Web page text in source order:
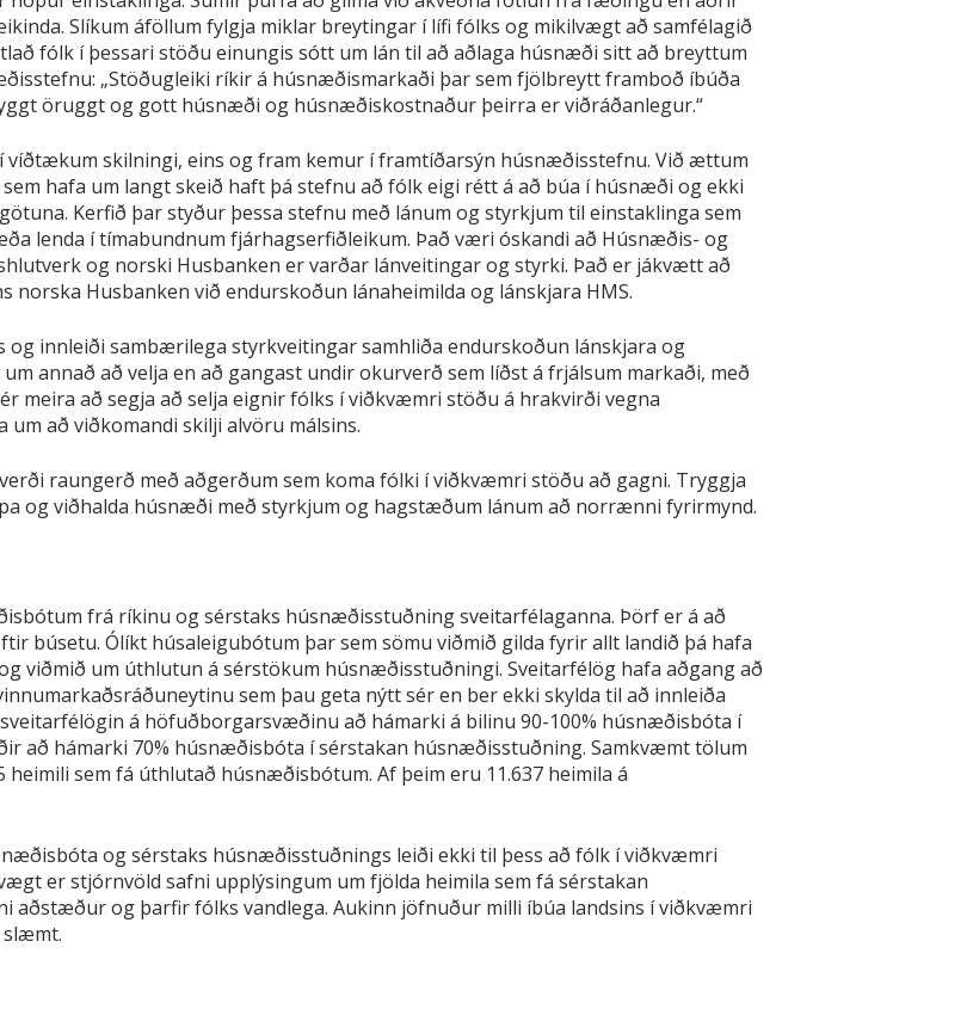
Slíkum áföllum fylgja miklar breytingar í lífi fólks og mikilvægt að samfélagið
fólk í þessari stöðu einungis sótt um lán til að aðlaga húsnæði sitt að breyttum
„Stöðugleiki ríkir á húsnæðismarkaði þar sem fjölbreytt framboð íbúða
öruggt og gott húsnæði og húsnæðiskostnaður þeirra er viðráðanlegur.“
skilningi, eins og fram kemur í framtíðarsýn húsnæðisstefnu. Við ættum
hafa um langt skeið haft þá stefnu að fólk eigi rétt á að búa í húsnæði og ekki
Kerfið þar styður þessa stefnu með lánum og styrkjum til einstaklinga sem
lenda í tímabundnum fjárhagserfiðleikum. Það væri óskandi að Húsnæðis- og
og norski Husbanken er varðar lánveitingar og styrki. Það er jákvætt að
Husbanken við endurskoðun lánaheimilda og lánskjara HMS.
innleiði sambærilega styrkveitingar samhliða endurskoðun lánskjara og
annað að velja en að gangast undir okurverð sem líðst á frjálsum markaði, með
meira að segja að selja eignir fólks í viðkvæmri stöðu á hrakvirði vegna
að viðkomandi skilji alvöru málsins.
raungerð með aðgerðum sem koma fólki í viðkvæmri stöðu að gagni. Tryggja
og viðhalda húsnæði með styrkjum og hagstæðum lánum að norrænni fyrirmynd.
frá ríkinu og sérstaks húsnæðisstuðning sveitarfélaganna. Þörf er á að
búsetu. Ólíkt húsaleigubótum þar sem sömu viðmið gilda fyrir allt landið þá hafa
viðmið um úthlutun á sérstökum húsnæðisstuðningi. Sveitarfélög hafa aðgang að
sem þau geta nýtt sér en ber ekki skylda til að innleiða
á höfuðborgarsvæðinu að hámarki á bilinu 90-100% húsnæðisbóta í
að hámarki 70% húsnæðisbóta í sérstakan húsnæðisstuðning. Samkvæmt tölum
sem fá úthlutað húsnæðisbótum. Af þeim eru 11.637 heimila á
og sérstaks húsnæðisstuðnings leiði ekki til þess að fólk í viðkvæmri
er stjórnvöld safni upplýsingum um fjölda heimila sem fá sérstakan
og þarfir fólks vandlega. Aukinn jöfnuður milli íbúa landsins í viðkvæmri
slæmt.